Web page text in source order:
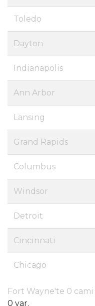
Toledo
Dayton
Indianapolis
Ann Arbor
Lansing
Grand Rapids
Columbus
Windsor
Detroit
Cincinnati
Chicago
Fort Wayne'te 0 cami
0 var.